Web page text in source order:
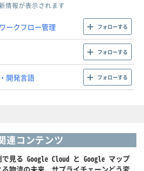
情報が表示されます
ークフロー管理 フォローする
フォローする
開発言語 フォローする
連コンテンツ
で見る Google Cloud と Google マップ